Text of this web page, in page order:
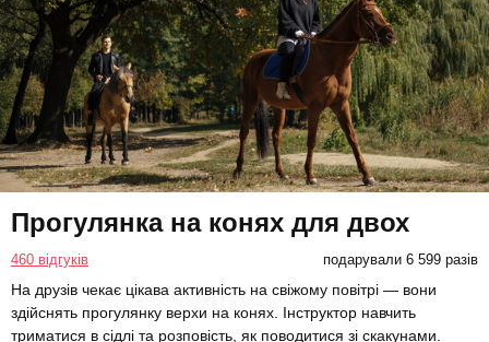
Прогулянка на конях для двох
460 відгуків подарували 6 599 разів
На друзів чекає цікава активність на свіжому повітрі — вони
здійснять прогулянку верхи на конях. Інструктор навчить
триматися в сідлі та розповість, як поводитися зі скакунами.